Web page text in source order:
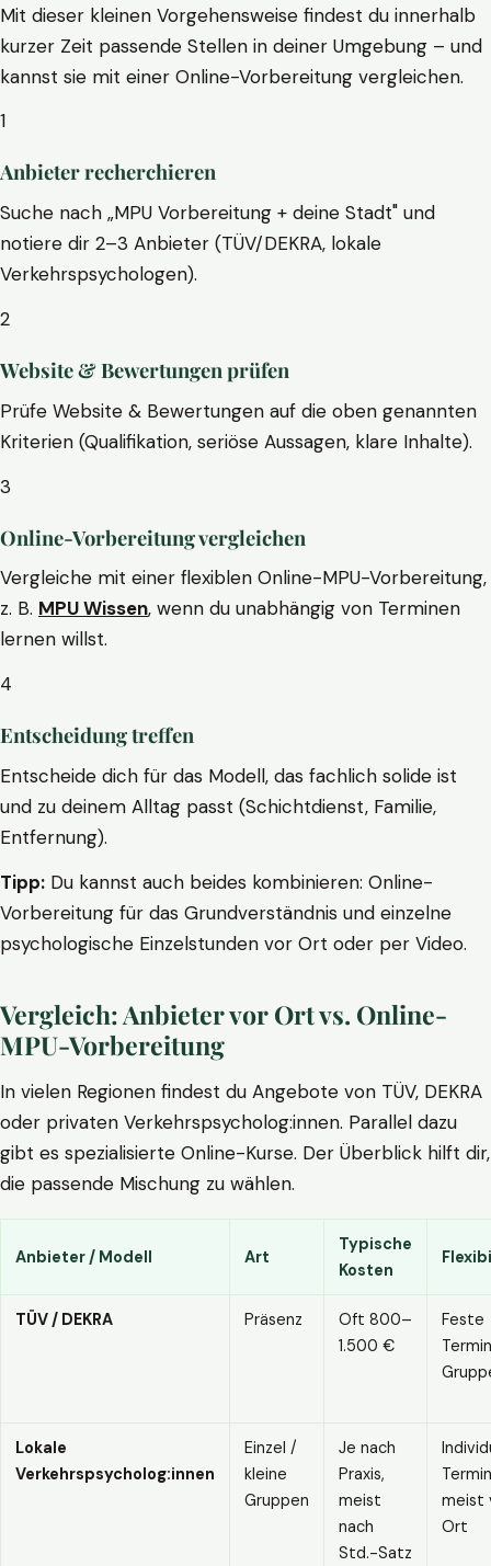
Mit dieser kleinen Vorgehensweise findest du innerhalb
kurzer Zeit passende Stellen in deiner Umgebung – und
kannst sie mit einer Online-Vorbereitung vergleichen.
1
Anbieter recherchieren
Suche nach „MPU Vorbereitung + deine Stadt" und
notiere dir 2–3 Anbieter (TÜV/DEKRA, lokale
Verkehrspsychologen).
2
Website & Bewertungen prüfen
Prüfe Website & Bewertungen auf die oben genannten
Kriterien (Qualifikation, seriöse Aussagen, klare Inhalte).
3
Online-Vorbereitung vergleichen
Vergleiche mit einer flexiblen Online-MPU-Vorbereitung,
z. B. MPU Wissen, wenn du unabhängig von Terminen
lernen willst.
4
Entscheidung treffen
Entscheide dich für das Modell, das fachlich solide ist
und zu deinem Alltag passt (Schichtdienst, Familie,
Entfernung).
Tipp: Du kannst auch beides kombinieren: Online-
Vorbereitung für das Grundverständnis und einzelne
psychologische Einzelstunden vor Ort oder per Video.
Vergleich: Anbieter vor Ort vs. Online-
MPU-Vorbereitung
In vielen Regionen findest du Angebote von TÜV, DEKRA
oder privaten Verkehrspsycholog:innen. Parallel dazu
gibt es spezialisierte Online-Kurse. Der Überblick hilft dir,
die passende Mischung zu wählen.
Anbieter / Modell Art
Typische
Kosten
TÜV / DEKRA Präsenz
Oft 800–
1.500 €
Feste
Lokale
Verkehrspsycholog:innen
Einzel /
kleine
Gruppen
Je nach
Praxis,
meist
nach
Std.-Satz
meist
Ort